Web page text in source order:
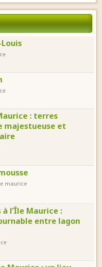
: terres
majestueuse et
maurice
à l’Île Maurice :
entre lagon